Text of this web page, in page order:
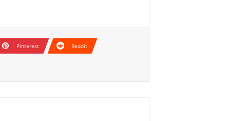
Pinterest Reddit